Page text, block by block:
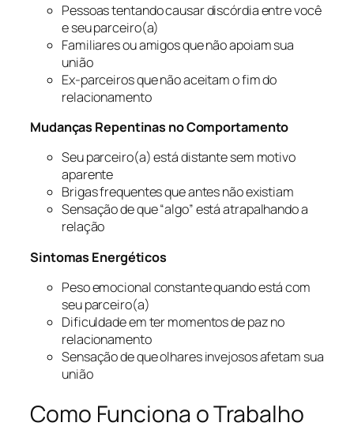
Pessoas tentando causar discórdia entre você
e seu parceiro(a)
Familiares ou amigos que não apoiam sua
união
Ex-parceiros que não aceitam o fim do
relacionamento
Mudanças Repentinas no Comportamento
Seu parceiro(a) está distante sem motivo
aparente
Brigas frequentes que antes não existiam
Sensação de que “algo” está atrapalhando a
relação
Sintomas Energéticos
Peso emocional constante quando está com
seu parceiro(a)
Dificuldade em ter momentos de paz no
relacionamento
Sensação de que olhares invejosos afetam sua
união
Como Funciona o Trabalho